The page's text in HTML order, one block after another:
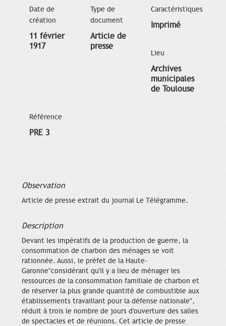
Date de
création
11 février
1917
Type de
document
Article de
presse
Caractéristiques
Imprimé
Lieu
Archives
municipales
de Toulouse
Référence
PRE 3
Observation
Article de presse extrait du journal Le Télégramme.
Description
Devant les impératifs de la production de guerre, la
consommation de charbon des ménages se voit
rationnée. Aussi, le préfet de la Haute-
Garonne"considérant qu'il y a lieu de ménager les
ressources de la consommation familiale de charbon et
de réserver la plus grande quantité de combustible aux
établissements travaillant pour la défense nationale",
réduit à trois le nombre de jours d'ouverture des salles
de spectacles et de réunions. Cet article de presse